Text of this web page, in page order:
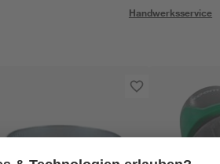
Handwerksservice